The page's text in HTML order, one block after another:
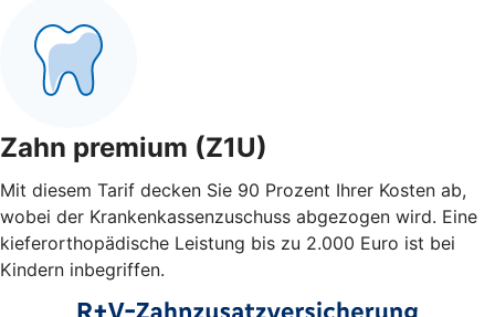
Zahn premium (Z1U)
Mit diesem Tarif decken Sie 90 Prozent Ihrer Kosten ab,
wobei der Krankenkassenzuschuss abgezogen wird. Eine
kieferorthopädische Leistung bis zu 2.000 Euro ist bei
Kindern inbegriffen.